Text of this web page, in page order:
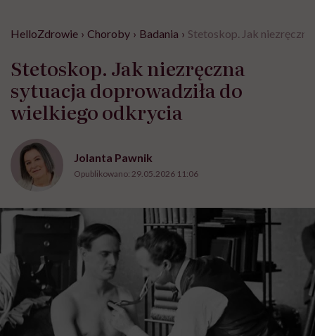
HelloZdrowie › Choroby › Badania › Stetoskop. Jak
Stetoskop. Jak niezręczna
sytuacja doprowadziła do
wielkiego odkrycia
Jolanta Pawnik
Opublikowano: 29.05.2026 11:06